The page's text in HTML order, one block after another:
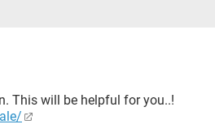
This will be helpful for you..!